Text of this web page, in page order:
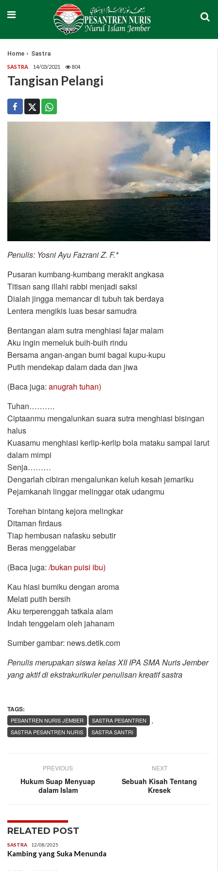
Home Sastra
SASTRA 14/03/2021 804
Tangisan Pelangi
Penulis: Yosni Ayu Fazrani Z. F.*
Pusaran kumbang-kumbang merakit angkasa
Titisan sang illahi rabbi menjadi saksi
Dialah jingga memancar di tubuh tak berdaya
Lentera mengikis luas besar samudra
Bentangan alam sutra menghiasi fajar malam
Aku ingin memeluk buih-buih rindu
Bersama angan-angan bumi bagai kupu-kupu
Putih mendekap dalam dada dan jiwa
(Baca juga: anugrah tuhan)
Tuhan……….
Ciptaanmu mengalunkan suara sutra menghiasi bisingan
halus
Kuasamu menghiasi kerlip-kerlip bola mataku sampai larut
dalam mimpi
Senja………
Dengarlah cibiran mengalunkan keluh kesah jemariku
Pejamkanah linggar melinggar otak udangmu
Torehan bintang kejora melingkar
Ditaman firdaus
Tiap hembusan nafasku sebutir
Beras menggelabar
(Baca juga: /bukan puisi ibu)
Kau hiasi bumiku dengan aroma
Melati putih bersih
Aku terperenggah tatkala alam
Indah tenggelam oleh jahanam
Sumber gambar: news.detik.com
Penulis merupakan siswa kelas XII IPA SMA Nuris Jember
yang aktif di ekstrakurikuler penulisan kreatif sastra
TAGS:
,
PESANTREN NURIS JEMBER
SASTRA PESANTREN
SASTRA PESANTREN NURIS
SASTRA SANTRI
PREVIOUS
Hukum Suap Menyuap
dalam Islam
NEXT
Sebuah Kisah Tentang
Kresek
RELATED POST
SASTRA 12/08/2025
Kambing yang Suka Menunda